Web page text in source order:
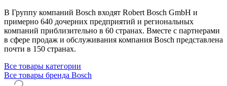
В Группу компаний Bosch входят Robert Bosch GmbH и
примерно 640 дочерних предприятий и региональных
компаний приблизительно в 60 странах. Вместе с партнерами
в сфере продаж и обслуживания компания Bosch представлена
почти в 150 странах.
Все товары категории
Все товары бренда Bosch